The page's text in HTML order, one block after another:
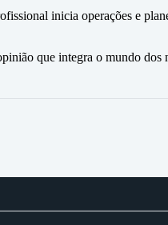
inicia operações e
que integra o mundo dos